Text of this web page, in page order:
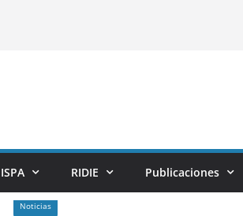
RIDIE Publicaciones
Noticias